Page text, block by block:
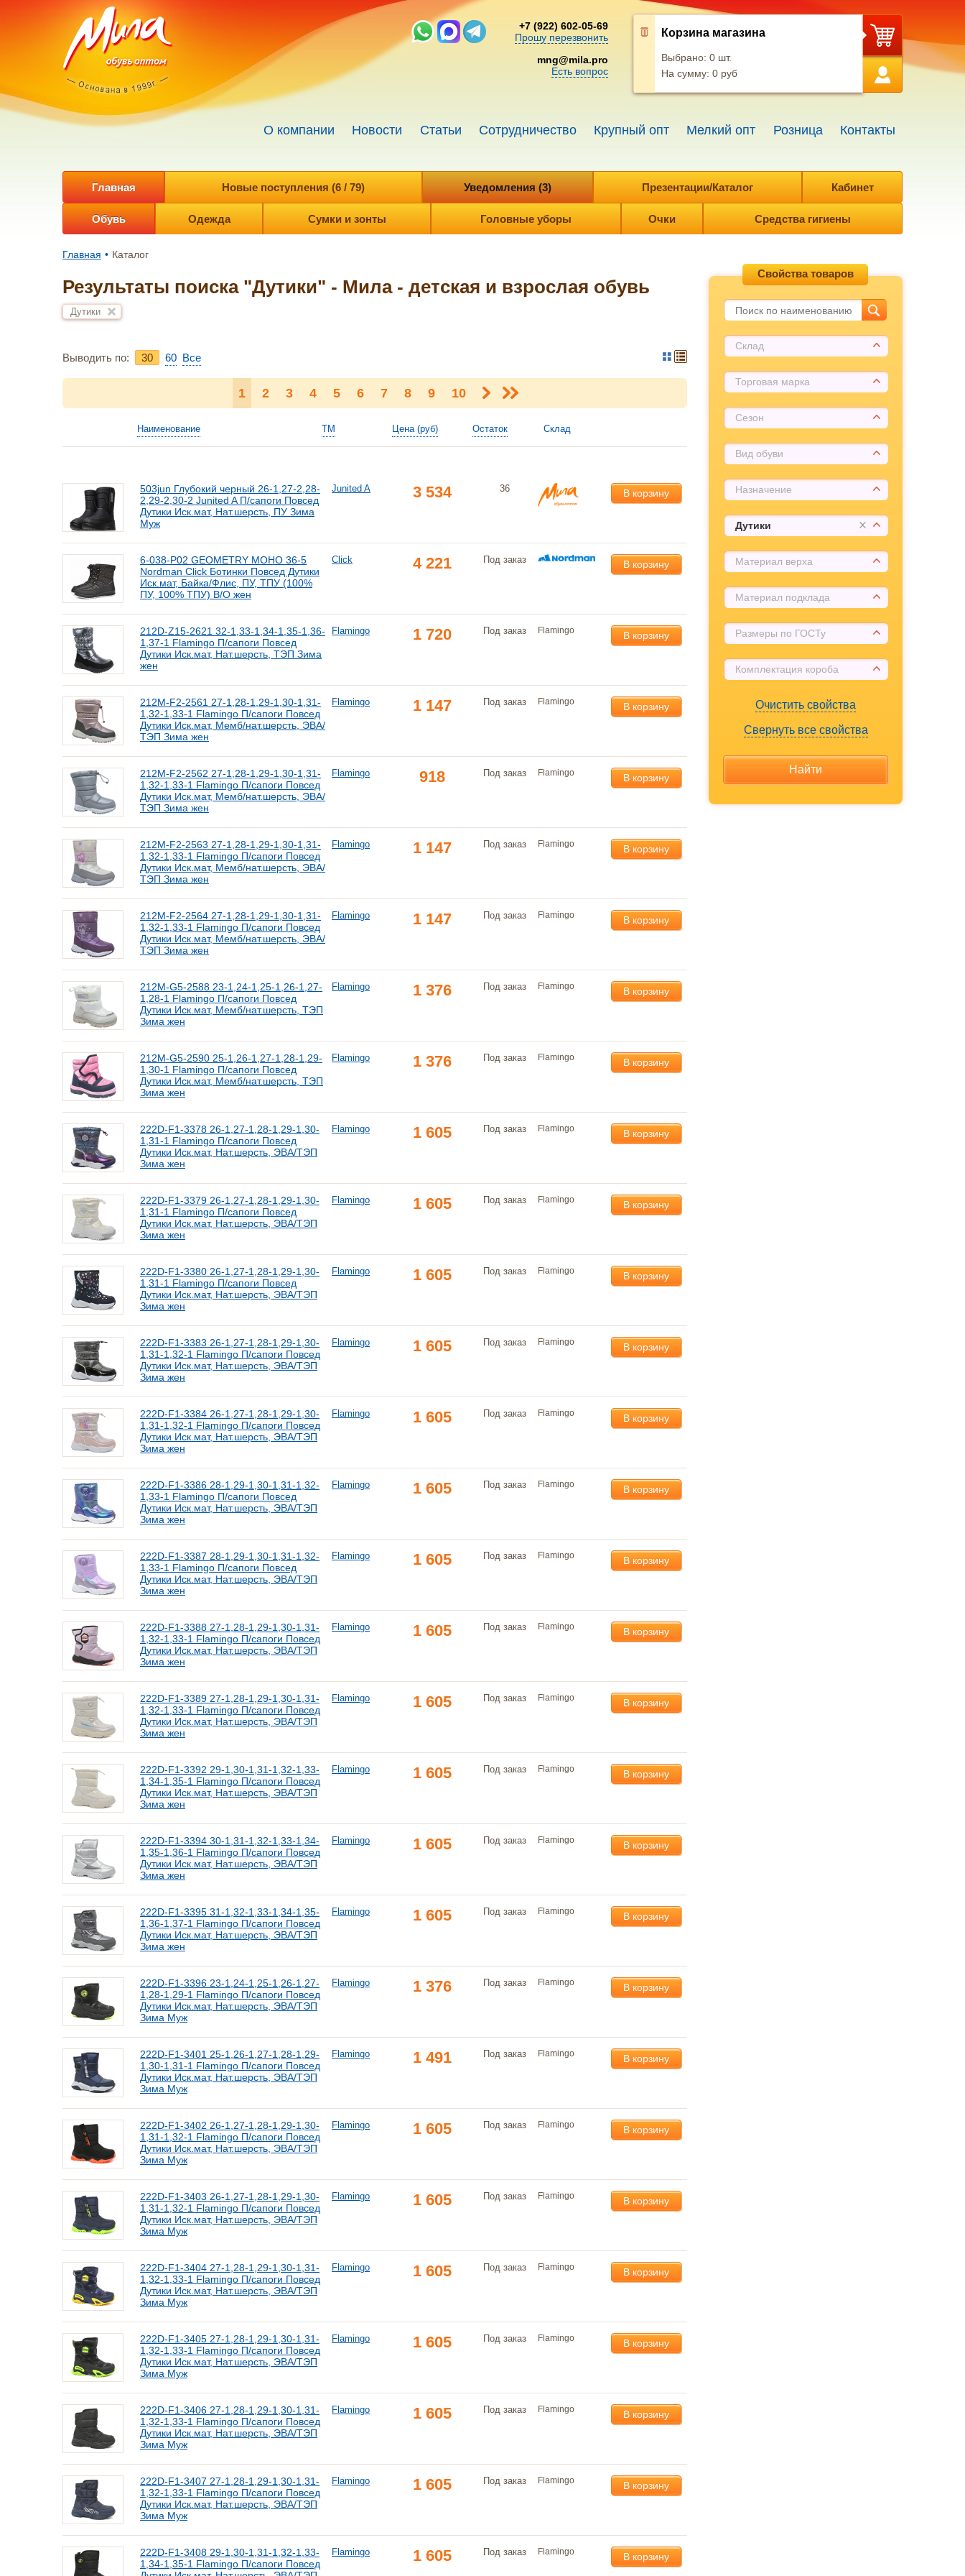
+7 (922) 602-05-69
Прошу перезвонить
mng@mila.pro
Есть вопрос
Корзина магазина
Выбрано: 0 шт.
На сумму: 0 руб
О компании Новости Статьи Сотрудничество Крупный опт Мелкий опт Розница Контакты
Главная Новые поступления (6 / 79) Уведомления (3) Презентации/Каталог Кабинет
Обувь Одежда Сумки и зонты Головные уборы Очки Средства гигиены
Главная • Каталог
Результаты поиска "Дутики" - Мила - детская и взрослая обувь
Дутики
Выводить по: 30 60 Bce
1 2 3 4 5 6 7 8 9 10
Наименование ТМ Цена (руб) Остаток Склад
503jun Глубокий черный 26-1,27-2,28-
2,29-2,30-2 Junited A П/сапоги Повсед
Дутики Иск.мат, Нат.шерсть, ПУ Зима
Муж
Junited A 3 534 36 В корзину
6-038-Р02 GEOMETRY МОНО 36-5
Nordman Click Ботинки Повсед Дутики
Иск.мат, Байка/Флис, ПУ, ТПУ (100%
ПУ, 100% ТПУ) В/О жен
Click 4 221 Под заказ В корзину
212D-Z15-2621 32-1,33-1,34-1,35-1,36-
1,37-1 Flamingo П/сапоги Повсед
Дутики Иск.мат, Нат.шерсть, ТЭП Зима
жен
Flamingo 1 720 Под заказ Flamingo В корзину
212M-F2-2561 27-1,28-1,29-1,30-1,31-
1,32-1,33-1 Flamingo П/сапоги Повсед
Дутики Иск.мат, Мемб/нат.шерсть, ЭВА/
ТЭП Зима жен
Flamingo 1 147 Под заказ Flamingo В корзину
212M-F2-2562 27-1,28-1,29-1,30-1,31-
1,32-1,33-1 Flamingo П/сапоги Повсед
Дутики Иск.мат, Мемб/нат.шерсть, ЭВА/
ТЭП Зима жен
Flamingo 918 Под заказ Flamingo В корзину
212M-F2-2563 27-1,28-1,29-1,30-1,31-
1,32-1,33-1 Flamingo П/сапоги Повсед
Дутики Иск.мат, Мемб/нат.шерсть, ЭВА/
ТЭП Зима жен
Flamingo 1 147 Под заказ Flamingo В корзину
212M-F2-2564 27-1,28-1,29-1,30-1,31-
1,32-1,33-1 Flamingo П/сапоги Повсед
Дутики Иск.мат, Мемб/нат.шерсть, ЭВА/
ТЭП Зима жен
Flamingo 1 147 Под заказ Flamingo В корзину
212M-G5-2588 23-1,24-1,25-1,26-1,27-
1,28-1 Flamingo П/сапоги Повсед
Дутики Иск.мат, Мемб/нат.шерсть, ТЭП
Зима жен
Flamingo 1 376 Под заказ Flamingo В корзину
212M-G5-2590 25-1,26-1,27-1,28-1,29-
1,30-1 Flamingo П/сапоги Повсед
Дутики Иск.мат, Мемб/нат.шерсть, ТЭП
Зима жен
Flamingo 1 376 Под заказ Flamingo В корзину
222D-F1-3378 26-1,27-1,28-1,29-1,30-
1,31-1 Flamingo П/сапоги Повсед
Дутики Иск.мат, Нат.шерсть, ЭВА/ТЭП
Зима жен
Flamingo 1 605 Под заказ Flamingo В корзину
222D-F1-3379 26-1,27-1,28-1,29-1,30-
1,31-1 Flamingo П/сапоги Повсед
Дутики Иск.мат, Нат.шерсть, ЭВА/ТЭП
Зима жен
Flamingo 1 605 Под заказ Flamingo В корзину
222D-F1-3380 26-1,27-1,28-1,29-1,30-
1,31-1 Flamingo П/сапоги Повсед
Дутики Иск.мат, Нат.шерсть, ЭВА/ТЭП
Зима жен
Flamingo 1 605 Под заказ Flamingo В корзину
222D-F1-3383 26-1,27-1,28-1,29-1,30-
1,31-1,32-1 Flamingo П/сапоги Повсед
Дутики Иск.мат, Нат.шерсть, ЭВА/ТЭП
Зима жен
Flamingo 1 605 Под заказ Flamingo В корзину
222D-F1-3384 26-1,27-1,28-1,29-1,30-
1,31-1,32-1 Flamingo П/сапоги Повсед
Дутики Иск.мат, Нат.шерсть, ЭВА/ТЭП
Зима жен
Flamingo 1 605 Под заказ Flamingo В корзину
222D-F1-3386 28-1,29-1,30-1,31-1,32-
1,33-1 Flamingo П/сапоги Повсед
Дутики Иск.мат, Нат.шерсть, ЭВА/ТЭП
Зима жен
Flamingo 1 605 Под заказ Flamingo В корзину
222D-F1-3387 28-1,29-1,30-1,31-1,32-
1,33-1 Flamingo П/сапоги Повсед
Дутики Иск.мат, Нат.шерсть, ЭВА/ТЭП
Зима жен
Flamingo 1 605 Под заказ Flamingo В корзину
222D-F1-3388 27-1,28-1,29-1,30-1,31-
1,32-1,33-1 Flamingo П/сапоги Повсед
Дутики Иск.мат, Нат.шерсть, ЭВА/ТЭП
Зима жен
Flamingo 1 605 Под заказ Flamingo В корзину
222D-F1-3389 27-1,28-1,29-1,30-1,31-
1,32-1,33-1 Flamingo П/сапоги Повсед
Дутики Иск.мат, Нат.шерсть, ЭВА/ТЭП
Зима жен
Flamingo 1 605 Под заказ Flamingo В корзину
222D-F1-3392 29-1,30-1,31-1,32-1,33-
1,34-1,35-1 Flamingo П/сапоги Повсед
Дутики Иск.мат, Нат.шерсть, ЭВА/ТЭП
Зима жен
Flamingo 1 605 Под заказ Flamingo В корзину
222D-F1-3394 30-1,31-1,32-1,33-1,34-
1,35-1,36-1 Flamingo П/сапоги Повсед
Дутики Иск.мат, Нат.шерсть, ЭВА/ТЭП
Зима жен
Flamingo 1 605 Под заказ Flamingo В корзину
222D-F1-3395 31-1,32-1,33-1,34-1,35-
1,36-1,37-1 Flamingo П/сапоги Повсед
Дутики Иск.мат, Нат.шерсть, ЭВА/ТЭП
Зима жен
Flamingo 1 605 Под заказ Flamingo В корзину
222D-F1-3396 23-1,24-1,25-1,26-1,27-
1,28-1,29-1 Flamingo П/сапоги Повсед
Дутики Иск.мат, Нат.шерсть, ЭВА/ТЭП
Зима Муж
Flamingo 1 376 Под заказ Flamingo В корзину
222D-F1-3401 25-1,26-1,27-1,28-1,29-
1,30-1,31-1 Flamingo П/сапоги Повсед
Дутики Иск.мат, Нат.шерсть, ЭВА/ТЭП
Зима Муж
Flamingo 1 491 Под заказ Flamingo В корзину
222D-F1-3402 26-1,27-1,28-1,29-1,30-
1,31-1,32-1 Flamingo П/сапоги Повсед
Дутики Иск.мат, Нат.шерсть, ЭВА/ТЭП
Зима Муж
Flamingo 1 605 Под заказ Flamingo В корзину
222D-F1-3403 26-1,27-1,28-1,29-1,30-
1,31-1,32-1 Flamingo П/сапоги Повсед
Дутики Иск.мат, Нат.шерсть, ЭВА/ТЭП
Зима Муж
Flamingo 1 605 Под заказ Flamingo В корзину
222D-F1-3404 27-1,28-1,29-1,30-1,31-
1,32-1,33-1 Flamingo П/сапоги Повсед
Дутики Иск.мат, Нат.шерсть, ЭВА/ТЭП
Зима Муж
Flamingo 1 605 Под заказ Flamingo В корзину
222D-F1-3405 27-1,28-1,29-1,30-1,31-
1,32-1,33-1 Flamingo П/сапоги Повсед
Дутики Иск.мат, Нат.шерсть, ЭВА/ТЭП
Зима Муж
Flamingo 1 605 Под заказ Flamingo В корзину
222D-F1-3406 27-1,28-1,29-1,30-1,31-
1,32-1,33-1 Flamingo П/сапоги Повсед
Дутики Иск.мат, Нат.шерсть, ЭВА/ТЭП
Зима Муж
Flamingo 1 605 Под заказ Flamingo В корзину
222D-F1-3407 27-1,28-1,29-1,30-1,31-
1,32-1,33-1 Flamingo П/сапоги Повсед
Дутики Иск.мат, Нат.шерсть, ЭВА/ТЭП
Зима Муж
Flamingo 1 605 Под заказ Flamingo В корзину
222D-F1-3408 29-1,30-1,31-1,32-1,33-
1,34-1,35-1 Flamingo П/сапоги Повсед
Flamingo 1 605 Под заказ Flamingo В корзину
Свойства товаров
Склад
Торговая марка
Сезон
Вид обуви
Назначение
Дутики
Материал верха
Материал подклада
Размеры по ГОСТу
Комплектация короба
Очистить свойства
Свернуть все свойства